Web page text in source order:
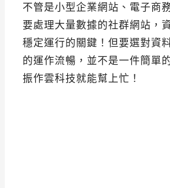
不管是小型企業網站、電子商
要處理大量數據的社群網站，
穩定運行的關鍵！但要選對資
的運作流暢，並不是一件簡單
振作雲科技就能幫上忙！